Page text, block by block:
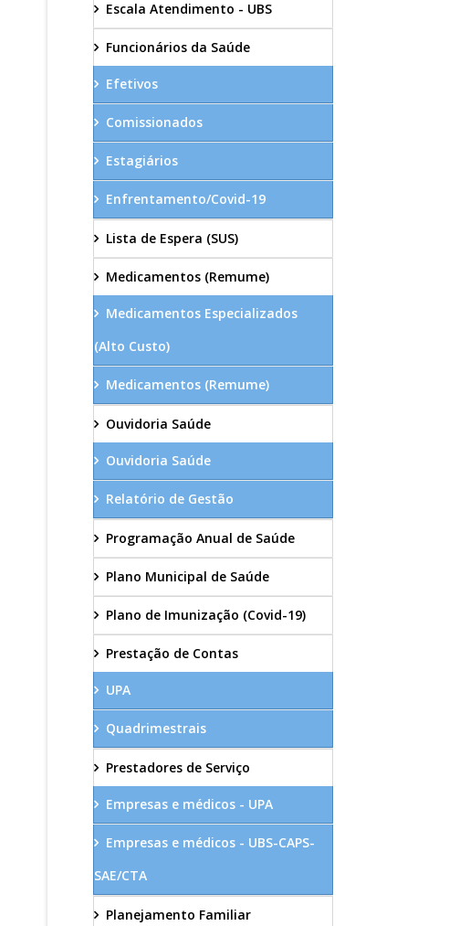
Escala Atendimento - UBS
Funcionários da Saúde
Efetivos
Comissionados
Estagiários
Enfrentamento/Covid-19
Lista de Espera (SUS)
Medicamentos (Remume)
Medicamentos Especializados
(Alto Custo)
Medicamentos (Remume)
Ouvidoria Saúde
Ouvidoria Saúde
Relatório de Gestão
Programação Anual de Saúde
Plano Municipal de Saúde
Plano de Imunização (Covid-19)
Prestação de Contas
UPA
Quadrimestrais
Prestadores de Serviço
Empresas e médicos - UPA
Empresas e médicos - UBS-CAPS-
SAE/CTA
Planejamento Familiar